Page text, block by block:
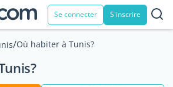
Se connecter S'inscrire
/Où habiter à Tunis?